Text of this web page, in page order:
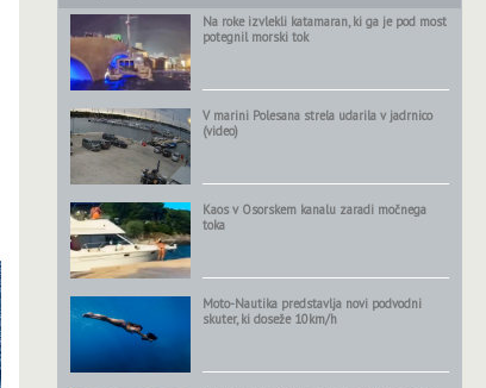
Na roke izvlekli katamaran, ki ga je pod most
potegnil morski tok
V marini Polesana strela udarila v jadrnico
(video)
Kaos v Osorskem kanalu zaradi močnega
toka
Moto-Nautika predstavlja novi podvodni
skuter, ki doseže 10km/h